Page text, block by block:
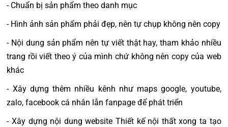
- Chuẩn bị sản phẩm theo danh mục
- Hình ảnh sản phẩm phải đẹp, nên tự chụp không nên copy
- Nội dung sản phẩm nên tự viết thật hay, tham khảo nhiều
trang rồi viết theo ý của mình chứ không nên copy của web
khác
- Xây dựng thêm nhiều kênh như maps google, youtube,
zalo, facebook cá nhân lẫn fanpage để phát triển
- Xây dựng nội dung website Thiết kế nội thất xong ta tạo